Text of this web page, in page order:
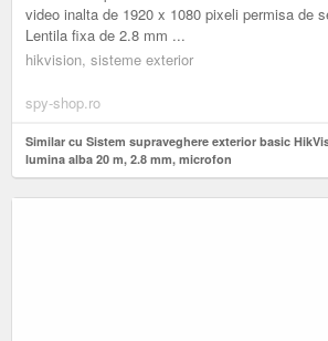
video inalta de 1920 x 1080 pixeli permisa de
Lentila fixa de 2.8 mm ...
hikvision, sisteme exterior
spy-shop.ro
Similar cu Sistem supraveghere exterior basic
lumina alba 20 m, 2.8 mm, microfon